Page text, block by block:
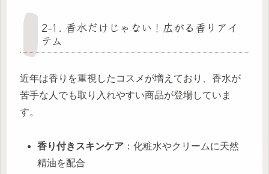
2-1. 香水だけじゃない！広がる香りアイ
テム
近年は香りを重視したコスメが増えており、香水が
苦手な人でも取り入れやすい商品が登場していま
す。
香り付きスキンケア ：化粧水やクリームに天然
精油を配合